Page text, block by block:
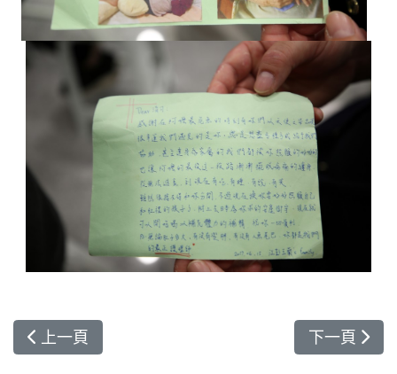
上一篇文章: 急診、外傷團隊接力 無呼吸心跳傷患康
上一頁 下一篇文章
下一頁